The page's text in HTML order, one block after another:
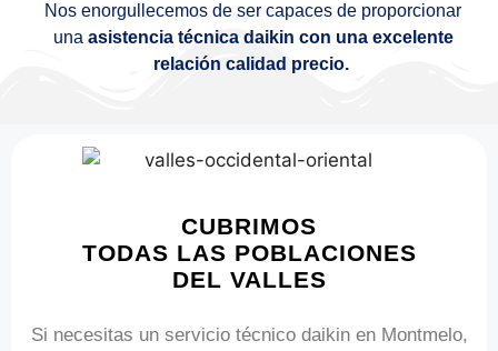
Nos enorgullecemos de ser capaces de proporcionar
una asistencia técnica daikin con una excelente
relación calidad precio.
CUBRIMOS
TODAS LAS POBLACIONES
DEL VALLES
Si necesitas un servicio técnico daikin en Montmelo,